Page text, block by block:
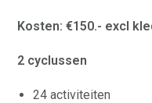
Kosten: €150.- excl
2 cyclussen
24 activiteiten